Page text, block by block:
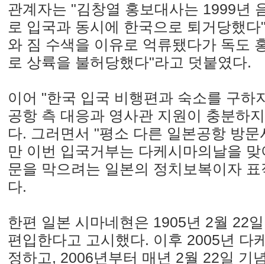
관계자는 "김창열 홍보대사는 1999년
로 입국과 동시에 한국으로 퇴거당했
와 짐 수색을 이유로 억류됐다가 독도
로 상륙을 불허당했다"라고 덧붙였다.
이어 "한국 입국 비행편과 숙소를 구하
공항 측 대응과 영사관 지원이 충분하
다. 그러면서 "평소 다른 일본공항 방
만 이번 입국거부는 다케시마의날을
문을 막으려는 일본의 정치보복이자
다.
한편 일본 시마네현은 1905년 2월 22
편입한다고 고시했다. 이후 2005년 다
정하고, 2006년부터 매년 2월 22일 기